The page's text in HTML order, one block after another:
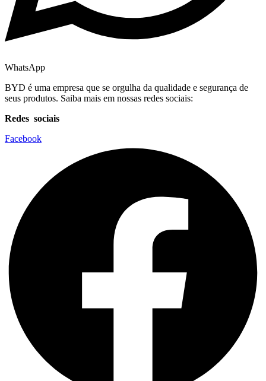
WhatsApp
BYD é uma empresa que se orgulha da qualidade e segurança de
seus produtos. Saiba mais em nossas redes sociais:
Redes sociais
Facebook